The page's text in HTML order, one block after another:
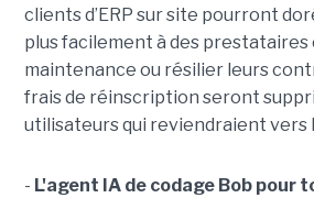
clients d’ERP sur site pourront
plus facilement à des
maintenance ou résilier leurs
frais de réinscription seront
utilisateurs qui reviendraient vers
- L'agent IA de codage Bob pour